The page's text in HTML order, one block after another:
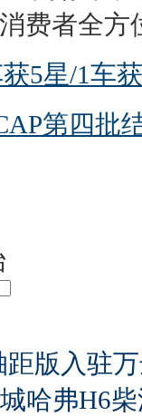
费者全方
5星/1车
第四批
距版入驻
哈弗H6